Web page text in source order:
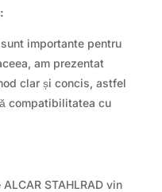
importante pentru
am prezentat
clar și concis, astfel
compatibilitatea cu
STAHLRAD vin